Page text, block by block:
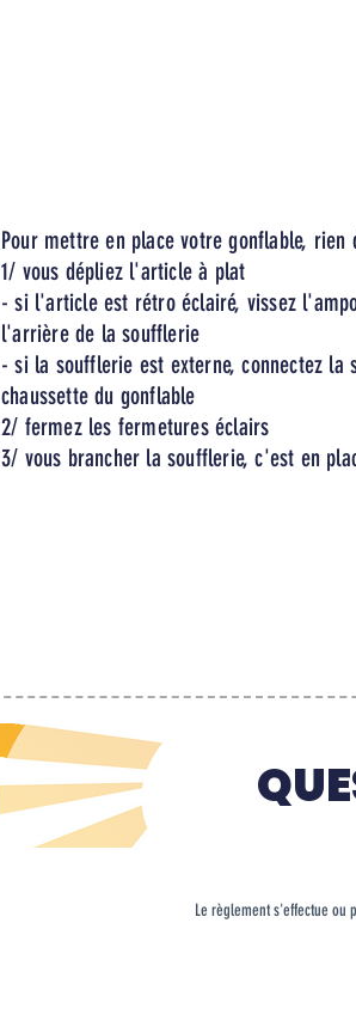
Pour mettre en place votre gonflable, rien
1/ vous dépliez l'article à plat
- si l'article est rétro éclairé, vissez
l'arrière de la soufflerie
- si la soufflerie est externe, connectez la
chaussette du gonflable
2/ fermez les fermetures éclairs
3/ vous brancher la soufflerie, c'est en
Le règlement s'effectue ou